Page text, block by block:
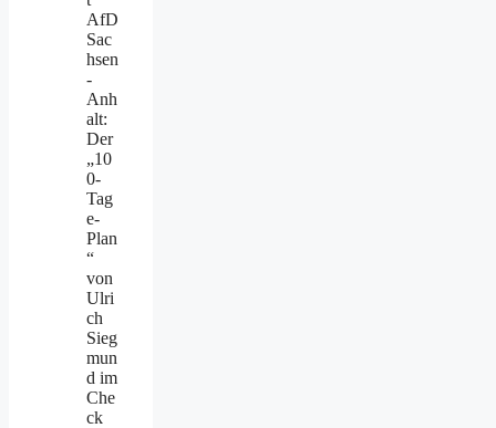
AfD
Sac
hsen
-
Anh
alt:
Der
„10
0-
Tag
e-
Plan
“
von
Ulri
ch
Sieg
mun
d im
Che
ck